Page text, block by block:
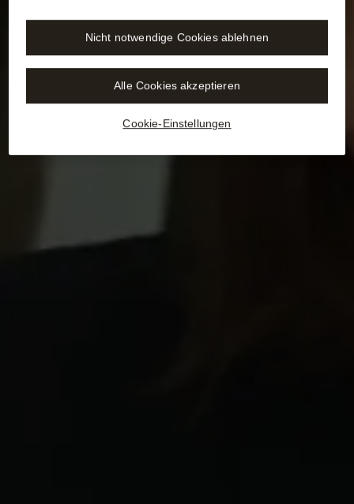
Cookie-Einstellungen
Nicht notwendige Cookies ablehnen
Alle Cookies akzeptieren